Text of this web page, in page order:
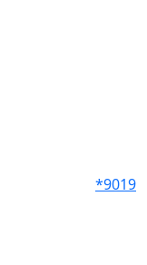
*9019